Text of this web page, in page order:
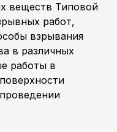
веществ Типовой
работ,
взрывания
в различных
работы в